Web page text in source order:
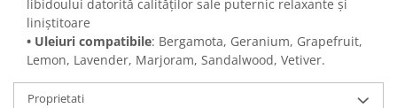
libidoului datorită calităților sale puternic relaxante și
liniștitoare
• Uleiuri compatibile: Bergamota, Geranium, Grapefruit,
Lemon, Lavender, Marjoram, Sandalwood, Vetiver.
Proprietati